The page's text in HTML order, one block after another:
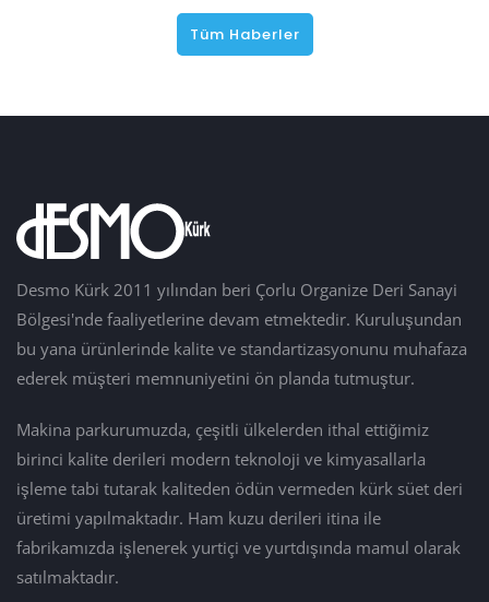
Tüm Haberler
Desmo Kürk 2011 yılından beri Çorlu Organize Deri Sanayi
Bölgesi'nde faaliyetlerine devam etmektedir. Kuruluşundan
bu yana ürünlerinde kalite ve standartizasyonunu muhafaza
ederek müşteri memnuniyetini ön planda tutmuştur.
Makina parkurumuzda, çeşitli ülkelerden ithal ettiğimiz
birinci kalite derileri modern teknoloji ve kimyasallarla
işleme tabi tutarak kaliteden ödün vermeden kürk süet deri
üretimi yapılmaktadır. Ham kuzu derileri itina ile
fabrikamızda işlenerek yurtiçi ve yurtdışında mamul olarak
satılmaktadır.